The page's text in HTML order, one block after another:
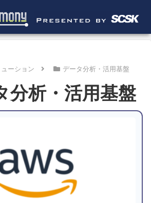
ューション データ分析・活用基盤
分析・活用基盤